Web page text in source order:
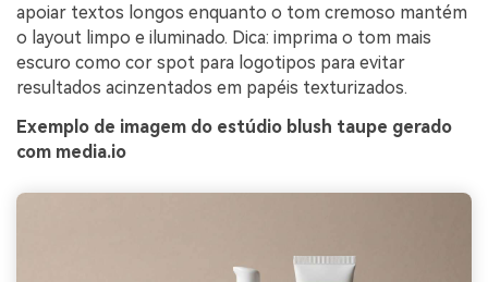
apoiar textos longos enquanto o tom cremoso mantém
o layout limpo e iluminado. Dica: imprima o tom mais
escuro como cor spot para logotipos para evitar
resultados acinzentados em papéis texturizados.
Exemplo de imagem do estúdio blush taupe gerado
com media.io